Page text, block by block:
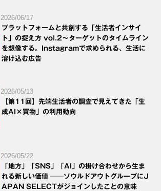
2026/06/17
プラットフォームと共創する「生活者インサイ
ト」の捉え方 vol.2～ターゲットのタイムライン
を想像する。Instagramで求められる、生活に
溶け込む広告
2026/05/13
【第11回】先端生活者の調査で見えてきた「生
成AI×買物」の利用動向
2026/05/22
「地方」「SNS」「AI」の掛け合わせから生ま
れる新しい価値 ──ソウルドアウトグループにJ
APAN SELECTがジョインしたことの意味